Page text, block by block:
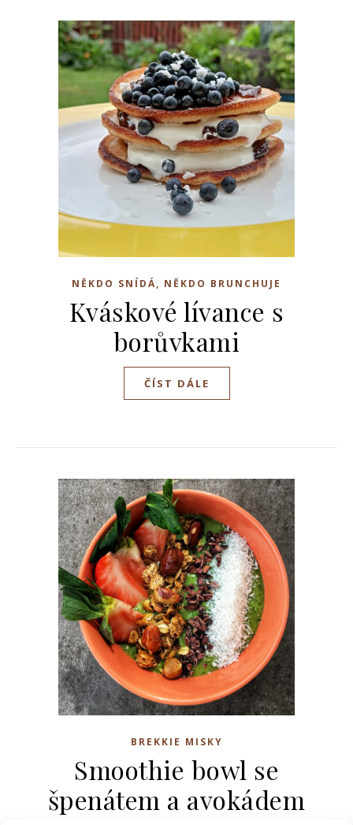
NĚKDO SNÍDÁ, NĚKDO BRUNCHUJE
Kváskové lívance s
borůvkami
ČÍST DÁLE
BREKKIE MISKY
Smoothie bowl se
špenátem a avokádem